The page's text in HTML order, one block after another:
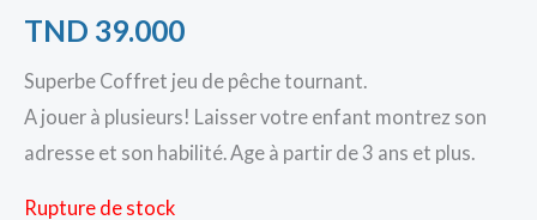
TND 39.000
Superbe Coffret jeu de pêche tournant.
A jouer à plusieurs! Laisser votre enfant montrez son
adresse et son habilité. Age à partir de 3 ans et plus.
Rupture de stock